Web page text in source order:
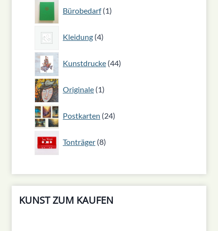
Bürobedarf 1
1
Produkt
Kleidung 4
4
Produkte
Kunstdrucke 44
44
Produkte
Originale 1
1
Produkt
Postkarten 24
24
Produkte
Tonträger 8
8
Produkte
KUNST ZUM KAUFEN